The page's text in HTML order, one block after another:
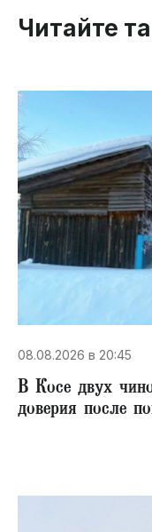
Читайте
08.08.2026 в 20:45
В Косе двух
доверия после